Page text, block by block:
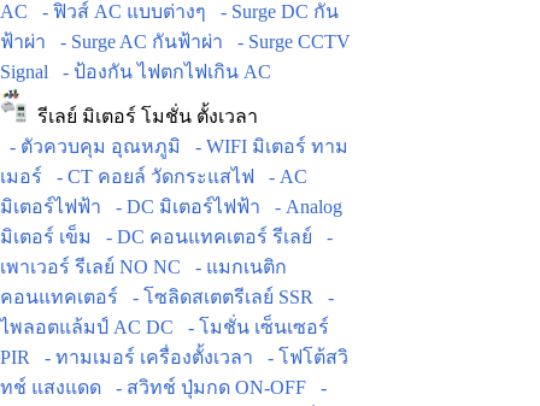
AC
- ฟิวส์ AC แบบต่างๆ
- Surge DC กัน
ฟ้าผ่า
- Surge AC กันฟ้าผ่า
- Surge CCTV
Signal
- ป้องกัน ไฟตกไฟเกิน AC
รีเลย์ มิเตอร์ โมชั่น ตั้งเวลา
- ตัวควบคุม อุณหภูมิ
- WIFI มิเตอร์ ทาม
เมอร์
- CT คอยล์ วัดกระแสไฟ
- AC
มิเตอร์ไฟฟ้า
- DC มิเตอร์ไฟฟ้า
- Analog
มิเตอร์ เข็ม
- DC คอนแทคเตอร์ รีเลย์
-
เพาเวอร์ รีเลย์ NO NC
- แมกเนติก
คอนแทคเตอร์
- โซลิดสเตตรีเลย์ SSR
-
ไพลอตแล้มป์ AC DC
- โมชั่น เซ็นเซอร์
PIR
- ทามเมอร์ เครื่องตั้งเวลา
- โฟโต้สวิ
ทช์ แสงแดด
- สวิทช์ ปุ่มกด ON-OFF
-